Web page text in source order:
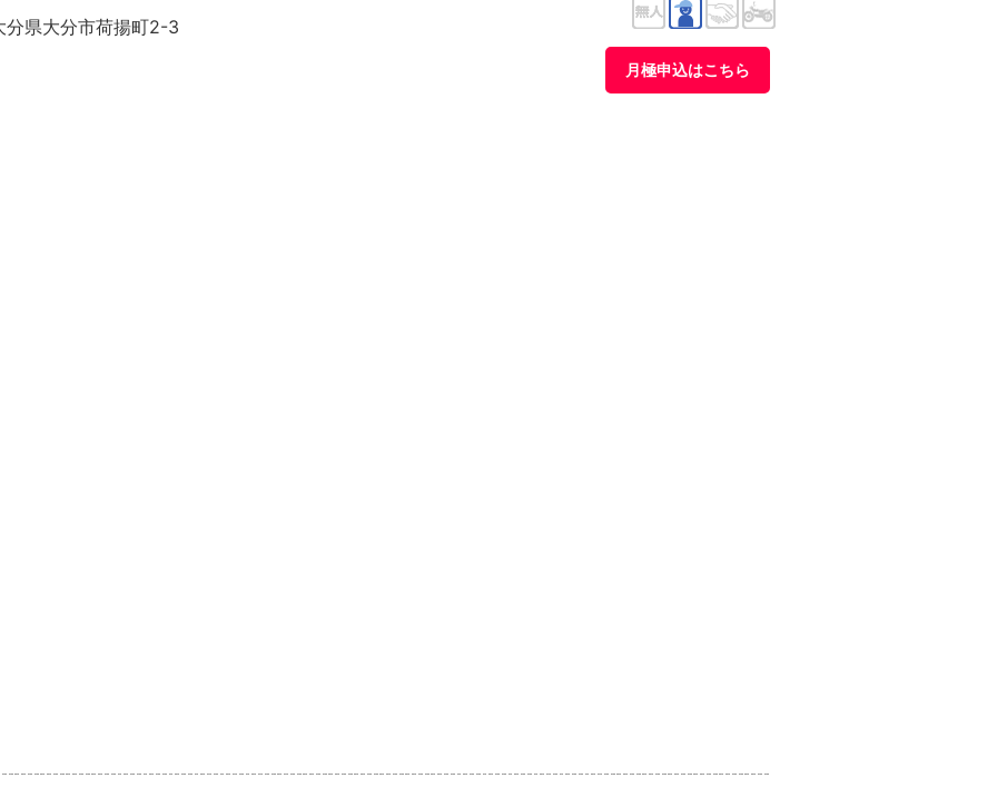
分県大分市荷揚町2-3
月極申込はこちら